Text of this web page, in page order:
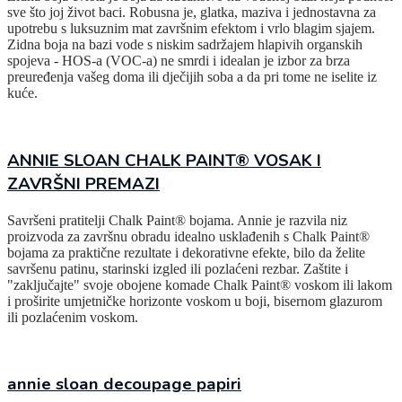
sve što joj život baci. Robusna je, glatka, maziva i jednostavna za
upotrebu s luksuznim mat završnim efektom i vrlo blagim sjajem.
Zidna boja na bazi vode s niskim sadržajem hlapivih organskih
spojeva - HOS-a (VOC-a) ne smrdi i idealan je izbor za brza
preuređenja vašeg doma ili dječijih soba a da pri tome ne iselite iz
kuće.
ANNIE SLOAN CHALK PAINT® VOSAK I
ZAVRŠNI PREMAZI
Savršeni pratitelji Chalk Paint® bojama. Annie je razvila niz
proizvoda za završnu obradu idealno usklađenih s Chalk Paint®
bojama za praktične rezultate i dekorativne efekte, bilo da želite
savršenu patinu, starinski izgled ili pozlaćeni rezbar. Zaštite i
"zaključajte" svoje obojene komade Chalk Paint® voskom ili lakom
i proširite umjetničke horizonte voskom u boji, bisernom glazurom
ili pozlaćenim voskom.
annie sloan decoupage papiri